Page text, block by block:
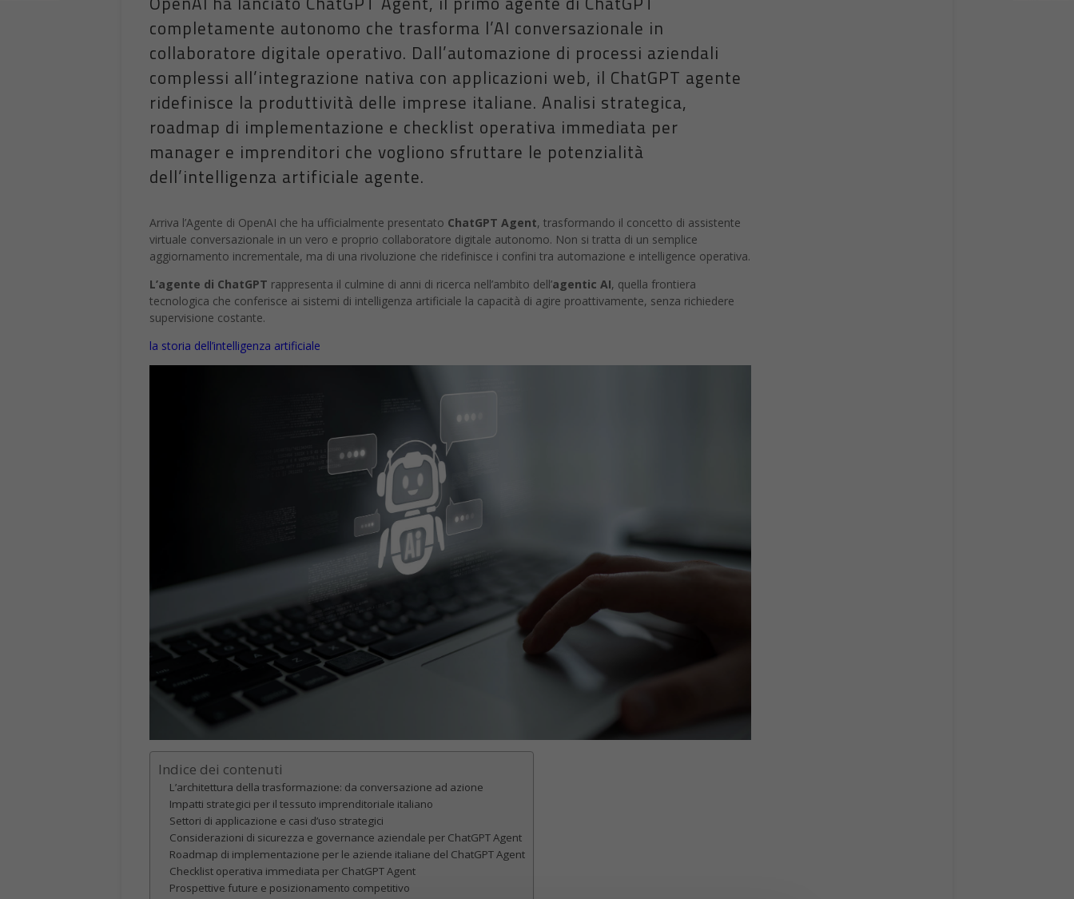
completamente autonomo che trasforma l’AI conversazionale in
collaboratore digitale operativo. Dall’automazione di processi aziendali
complessi all’integrazione nativa con applicazioni web, il ChatGPT agente
ridefinisce la produttività delle imprese italiane. Analisi strategica,
roadmap di implementazione e checklist operativa immediata per
manager e imprenditori che vogliono sfruttare le potenzialità
dell’intelligenza artificiale agente.
Arriva l’Agente di OpenAI che ha ufficialmente presentato ChatGPT Agent, trasformando il concetto di assistente
virtuale conversazionale in un vero e proprio collaboratore digitale autonomo. Non si tratta di un semplice
aggiornamento incrementale, ma di una rivoluzione che ridefinisce i confini tra automazione e intelligence operativa.
L’agente di ChatGPT rappresenta il culmine di anni di ricerca nell’ambito dell’agentic AI, quella frontiera
tecnologica che conferisce ai sistemi di intelligenza artificiale la capacità di agire proattivamente, senza richiedere
supervisione costante.
la storia dell’intelligenza artificiale
Indice dei contenuti
L’architettura della trasformazione: da conversazione ad azione
Impatti strategici per il tessuto imprenditoriale italiano
Settori di applicazione e casi d’uso strategici
Considerazioni di sicurezza e governance aziendale per ChatGPT Agent
Roadmap di implementazione per le aziende italiane del ChatGPT Agent
Checklist operativa immediata per ChatGPT Agent
Prospettive future e posizionamento competitivo